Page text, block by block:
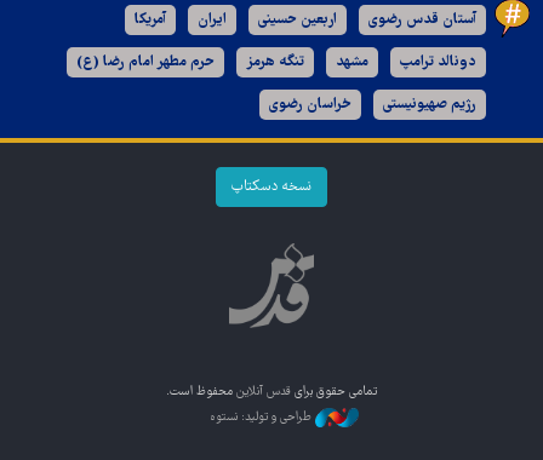
آستان قدس رضوی اربعین حسینی ایران آمریکا
دونالد ترامپ مشهد تنگه هرمز حرم مطهر امام رضا (ع)
رژیم صهیونیستی خراسان رضوی
نسخه دسکتاپ
تمامی حقوق برای قدس آنلاین محفوظ است.
طراحی و تولید: نستوه